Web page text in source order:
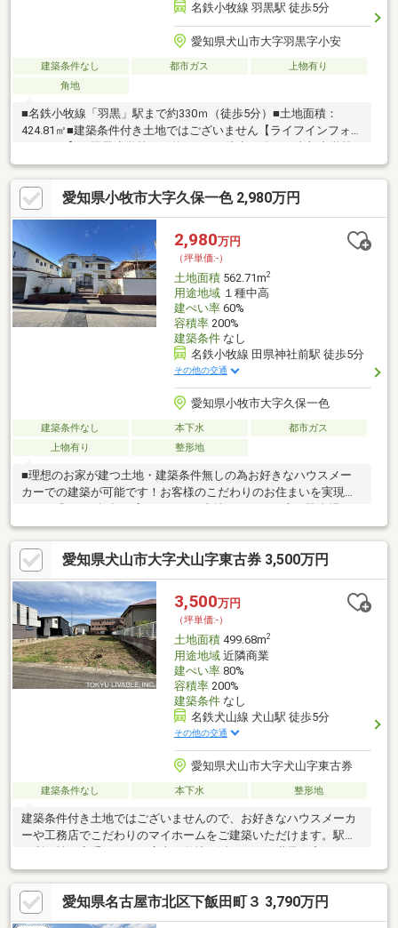
名鉄小牧線 羽黒駅 徒歩5分
愛知県犬山市大字羽黒字小安
建築条件なし 都市ガス
上物有り
角地
■名鉄小牧線「羽黒」駅まで約330ｍ（徒歩5分）■土地面積：
424.81㎡■建築条件付き土地ではございません【ライフインフォメ
まで約680ｍ（徒歩9分）・ナフコトミダ犬山店まで約1260ｍ（徒
歩16分）・ニューヤマザキデイリーストア羽黒駅前店まで約360
ｍ（徒歩5分）・Ｖｄｒｕｇ羽黒店まで約680ｍ（徒歩9分）・磨
墨塚史跡公園まで約880ｍ（徒歩11分）
愛知県小牧市大字久保一色 2,980万円
2,980万円
（坪単価:-）
土地面積562.71m2
用途地域１種中高
建ぺい率60%
容積率200%
建築条件なし
名鉄小牧線 田県神社前駅 徒歩5分
その他の交通
愛知県小牧市大字久保一色
建築条件なし 本下水
都市ガス
上物有り
整形地
■理想のお家が建つ土地・建築条件無しの為お好きなハウスメー
カーでの建築が可能です！お客様のこだわりのお住まいを実現で
ど様々な建築プランにも対応できます♪・「田県神社前」駅より徒
歩約5分の為通勤通学で電車を利用される方にも大変おすすめで
す！■周辺環境・本庄小学校 徒歩約15分・味岡中学校 徒歩約
14分・名鉄小牧線「田県神社前」駅 徒歩約5分・小牧市コミュ
ニティ「久保山団地西」停 徒歩約1分・ナフコ田県店 徒歩約8
分住宅ローンのご相談や、現地見学のご予約等いつでも承ってお
ります！お気軽にお問い合わせくださいませ♪
愛知県犬山市大字犬山字東古券 3,500万円
3,500万円
（坪単価:-）
土地面積499.68m2
用途地域近隣商業
建ぺい率80%
容積率200%
建築条件なし
名鉄犬山線 犬山駅 徒歩5分
その他の交通
愛知県犬山市大字犬山字東古券
建築条件なし 本下水 整形地
建築条件付き土地ではございませんので、お好きなハウスメーカ
ーや工務店でこだわりのマイホームをご建築いただけます。駅近
の利便性を享受しつつ、広大な敷地を活かした二世帯住宅や、
広々としたお庭・複数台の駐車スペースを設けたゆとりあるプラ
ンの実現が可能です。┃▼周辺環境・立地環境
┗━━━━━━━━━━━━━━━━━━━・犬山南小学校 徒歩
7分(約535m)・犬山中学校 徒歩21分(約1.6km)・くすのき公園 徒
愛知県名古屋市北区下飯田町３ 3,790万円